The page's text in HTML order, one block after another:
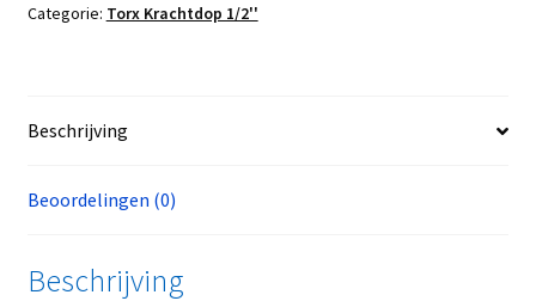
Categorie: Torx Krachtdop 1/2''
Beschrijving
Beoordelingen (0)
Beschrijving